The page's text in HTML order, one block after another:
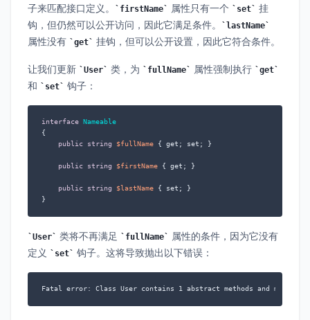
子来匹配接口定义。
firstName 属性只有一个 set
挂
钩，但仍然可以公开访问，因此它满足条件。
lastName
属性没有 get 挂钩，但可以公开设置，因此它符合条件。
让我们更新 User 类，为 fullName 属性强制执行 get
和 set 钩子：
interface
Nameable
{
public
string $fullName { get; set; }
public string $firstName { get; }
public string $lastName { set; }
}
User 类将不再满足 fullName
属性的条件，因为它没有
定义
set 钩子。这将导致抛出以下错误：
Fatal error: Class User contains 1 abstract methods and must